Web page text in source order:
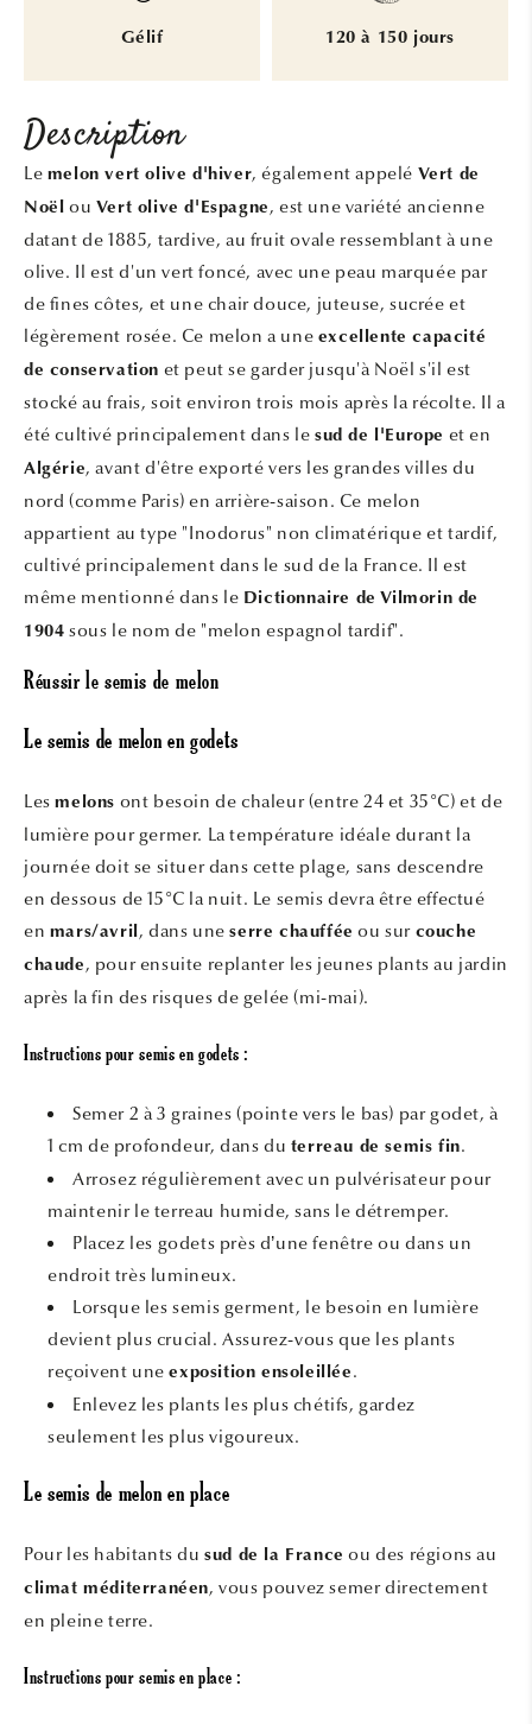
Gélif 120 à 150 jours
Description
Le melon vert olive d'hiver, également appelé Vert de
Noël ou Vert olive d'Espagne , est une variété ancienne
datant de 1885, tardive, au fruit ovale ressemblant à une
olive. Il est d'un vert foncé, avec une peau marquée par
de fines côtes, et une chair douce, juteuse, sucrée et
légèrement rosée. Ce melon a une excellente capacité
de conservation et peut se garder jusqu'à Noël s'il est
stocké au frais, soit environ trois mois après la récolte. Il a
été cultivé principalement dans lesud de l'Europe et en
Algérie, avant d'être exporté vers les grandes villes du
nord (comme Paris) en arrière-saison. Ce melon
appartient au type "Inodorus" non climatérique et tardif,
cultivé principalement dans le sud de la France. Il est
même mentionné dans le Dictionnaire de Vilmorin de
1904 sous le nom de "melon espagnol tardif".
Réussir le semis de melon
Le semis de melon en godets
Lesmelons ont besoin de chaleur (entre 24 et 35°C) et de
lumière pour germer. La température idéale durant la
journée doit se situer dans cette plage, sans descendre
en dessous de 15°C la nuit. Le semis devra être effectué
en mars/avril, dans uneserre chauffée ou sur couche
chaude , pour ensuite replanter les jeunes plants au jardin
après la fin des risques de gelée (mi-mai).
Instructions pour semis en godets :
Semer 2 à 3 graines (pointe vers le bas) par godet, à
1 cm de profondeur, dans du terreau de semis fin.
Arrosez régulièrement avec un pulvérisateur pour
maintenir le terreau humide, sans le détremper.
Placez les godets près d’une fenêtre ou dans un
endroit très lumineux.
Lorsque les semis germent, le besoin en lumière
devient plus crucial. Assurez-vous que les plants
reçoivent uneexposition ensoleillée .
Enlevez les plants les plus chétifs, gardez
seulement les plus vigoureux.
Le semis de melon en place
Pour les habitants dusud de la France ou des régions au
climat méditerranéen, vous pouvez semer directement
en pleine terre.
Instructions pour semis en place :